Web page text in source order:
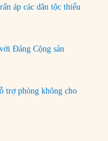
áp các dân tộc thiểu
Đảng Cộng sản
trợ phòng không cho